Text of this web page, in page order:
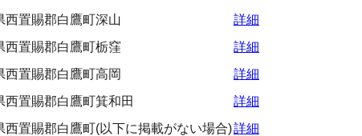
西置賜郡白鷹町深山
詳細
西置賜郡白鷹町栃窪
詳細
西置賜郡白鷹町高岡
詳細
西置賜郡白鷹町箕和田
詳細
西置賜郡白鷹町(以下に掲載がない場合)詳細